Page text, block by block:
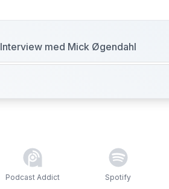
Interview med Mick Øgendahl
Podcast Addict Spotify